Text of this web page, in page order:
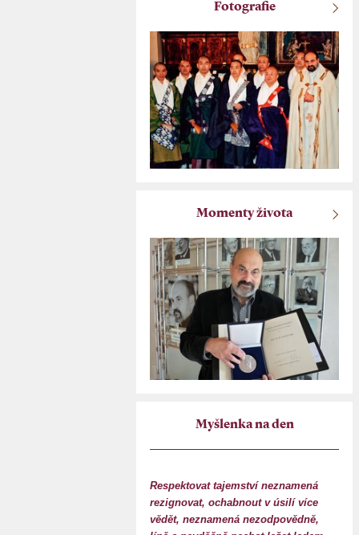
Fotografie
Momenty života
Myšlenka na den
Respektovat tajemství neznamená
rezignovat, ochabnout v úsilí více
vědět, neznamená nezodpovědně,